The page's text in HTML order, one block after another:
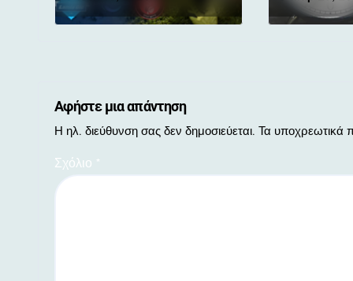
Αφήστε μια απάντηση
Η ηλ. διεύθυνση σας δεν δημοσιεύεται. Τα υποχρεωτικά
Σχόλιο *